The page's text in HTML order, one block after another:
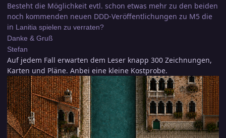
Besteht die Möglichkeit evtl. schon etwas mehr zu den beiden
noch kommenden neuen DDD-Veröffentlichungen zu M5 die
in Lanitia spielen zu verraten?
Danke & Gruß
Stefan
Auf jedem Fall erwarten dem Leser knapp 300 Zeichnungen,
Karten und Pläne. Anbei eine kleine Kostprobe.